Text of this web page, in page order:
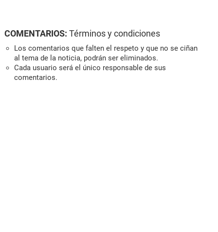
COMENTARIOS: Términos y condiciones
Los comentarios que falten el respeto y que no se ciñan
al tema de la noticia, podrán ser eliminados.
Cada usuario será el único responsable de sus
comentarios.